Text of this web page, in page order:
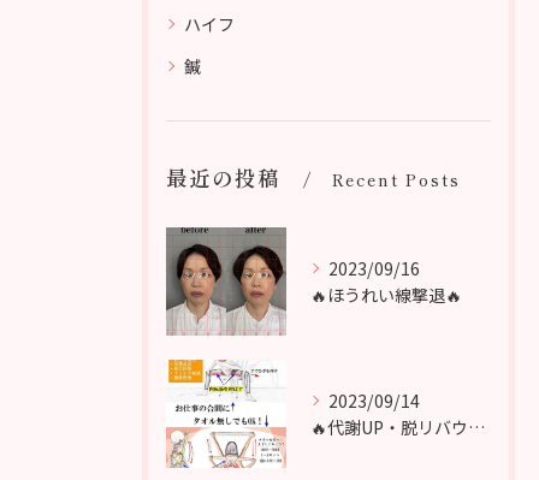
ハイフ
鍼
最近の投稿 Recent Posts
2023/09/16
🔥ほうれい線撃退🔥
2023/09/14
🔥代謝UP・脱リバウンドストレッチ&エクササイズ🔥